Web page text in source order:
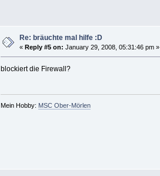
Re: bräuchte mal hilfe :D
« Reply #5 on: January 29, 2008, 05:31:46 pm »
blockiert die Firewall?
Mein Hobby: MSC Ober-Mörlen